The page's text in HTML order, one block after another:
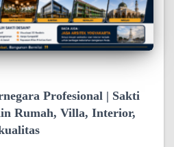
Profesional | Sakti
Rumah, Villa, Interior,